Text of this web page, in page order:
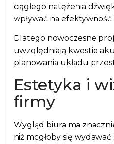
ciągłego natężenia
wpływać na efektywność
Dlatego nowoczesne
uwzględniają kwestie
planowania układu
Estetyka i
firmy
Wygląd biura ma
niż mogłoby się